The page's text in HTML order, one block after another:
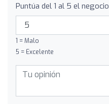
Puntúa del 1 al 5 el negocio
1 = Malo
5 = Excelente